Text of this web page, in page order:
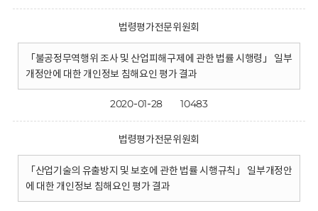
법령평가전문위원회
「불공정무역행위 조사 및 산업피해구제에 관한 법률 시행령」 일부
개정안에 대한 개인정보 침해요인 평가 결과
2020-01-28 10483
법령평가전문위원회
「산업기술의 유출방지 및 보호에 관한 법률 시행규칙」 일부개정안
에 대한 개인정보 침해요인 평가 결과